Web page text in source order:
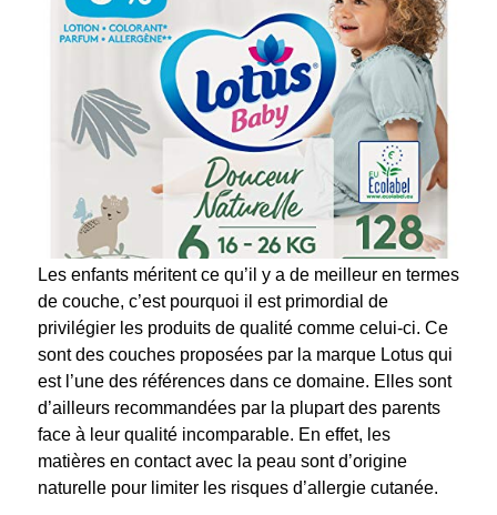
Les enfants méritent ce qu’il y a de meilleur en termes
de couche, c’est pourquoi il est primordial de
privilégier les produits de qualité comme celui-ci. Ce
sont des couches proposées par la marque Lotus qui
est l’une des références dans ce domaine. Elles sont
d’ailleurs recommandées par la plupart des parents
face à leur qualité incomparable. En effet, les
matières en contact avec la peau sont d’origine
naturelle pour limiter les risques d’allergie cutanée.